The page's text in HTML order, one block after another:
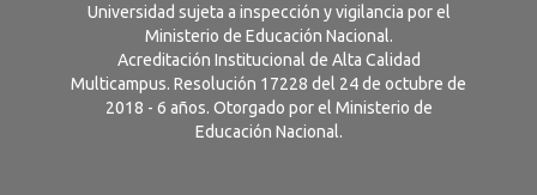
Universidad sujeta a inspección y vigilancia por el
Ministerio de Educación Nacional.
Acreditación Institucional de Alta Calidad
Multicampus. Resolución 17228 del 24 de octubre de
2018 - 6 años. Otorgado por el Ministerio de
Educación Nacional.